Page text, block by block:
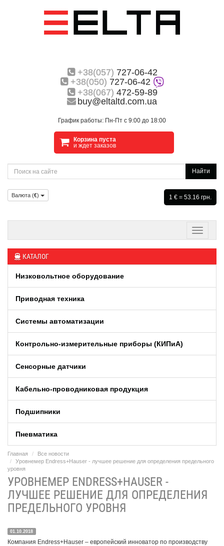
+38(057) 727-06-42
+38(050) 727-06-42
+38(067) 472-59-89
buy@eltaltd.com.ua
График работы: Пн-Пт с 9:00 до 18:00
Корзина пуста
и ждет заказов
Найти
Валюта (€) 1 € = 53.16 грн.
КАТАЛОГ
Низковольтное оборудование
Приводная техника
Системы автоматизации
Контрольно-измерительные приборы (КИПиA)
Сенсорные датчики
Кабельно-проводниковая продукция
Подшипники
Пневматика
Главная
Все новости
Уровнемер Endress+Hauser - лучшее решение для определения предельного
уровня
УРОВНЕМЕР ENDRESS+HAUSER -
ЛУЧШЕЕ РЕШЕНИЕ ДЛЯ ОПРЕДЕЛЕНИЯ
ПРЕДЕЛЬНОГО УРОВНЯ
01.10.2018
Компания Endress+Hauser – европейский инноватор по производству